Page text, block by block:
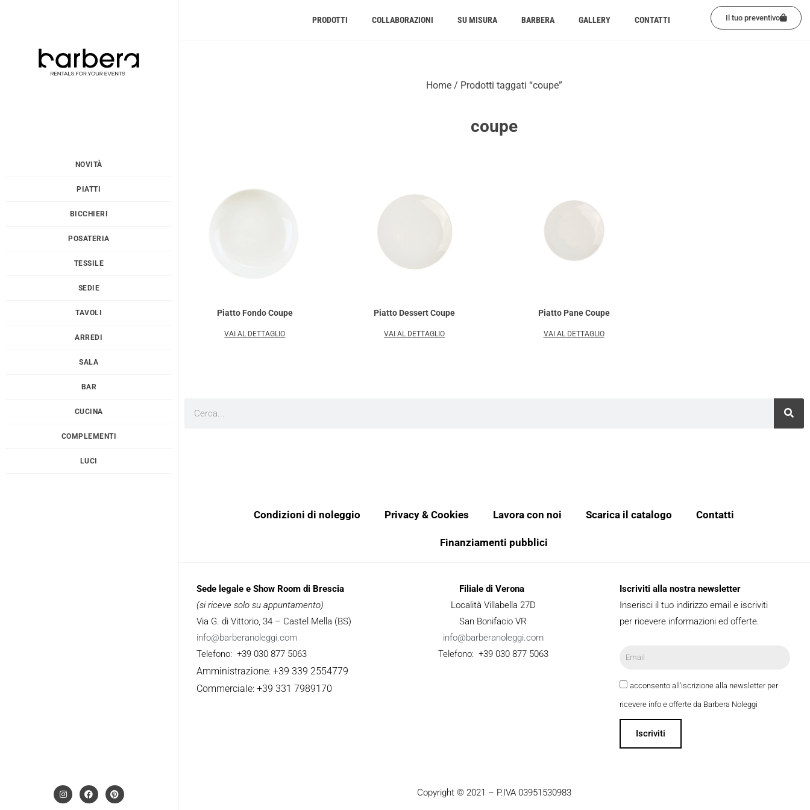
contenuto
NOVITÀ
PIATTI
BICCHIERI
POSATERIA
TESSILE
SEDIE
TAVOLI
ARREDI
SALA
BAR
CUCINA
COMPLEMENTI
LUCI
I
n
s
F
a
c
P
i
n
PRODOTTI COLLABORAZIONI SU MISURA BARBERA GALLERY CONTATTI Il tuo preventivo
Home/ Prodotti taggati “coupe”
coupe
Piatto Fondo Coupe
VAI AL DETTAGLIO
Piatto Dessert Coupe
VAI AL DETTAGLIO
Piatto Pane Coupe
VAI AL DETTAGLIO
Condizioni di noleggio Privacy & Cookies Lavora con noi Scarica il catalogo Contatti
Finanziamenti pubblici
Sede legale e Show Room di Brescia
(si riceve solo su appuntamento)
Via G. di Vittorio, 34 – Castel Mella (BS)
info@barberanoleggi.com
Telefono: +39 030 877 5063
Amministrazione: +39 339 2554779
Commerciale: +39 331 7989170
Filiale di Verona
Località Villabella 27D
San Bonifacio VR
info@barberanoleggi.com
Telefono: +39 030 877 5063
Iscriviti alla nostra newsletter
Inserisci il tuo indirizzo email e iscriviti
per ricevere informazioni ed offerte.
acconsento all'iscrizione alla newsletter per
ricevere info e offerte da Barbera Noleggi
Iscriviti
Copyright © 2021 – P.IVA 03951530983